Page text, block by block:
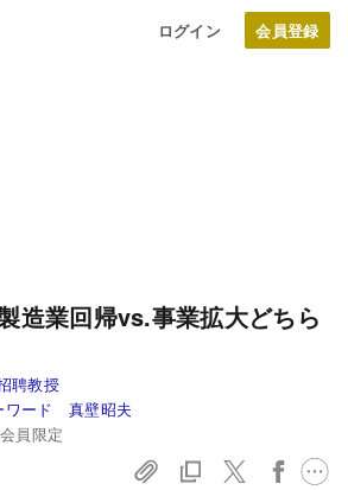
ログイン
造業回帰vs.事業拡大どちら
聘教授
ワード 真壁昭夫
会員限定